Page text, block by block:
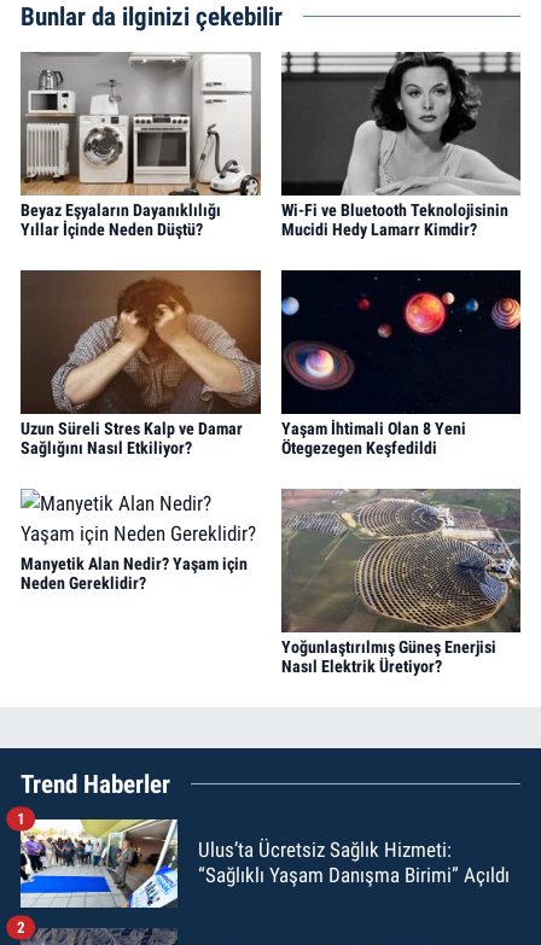
Bunlar da ilginizi çekebilir
Beyaz Eşyaların Dayanıklılığı
Yıllar İçinde Neden Düştü?
Wi-Fi ve Bluetooth Teknolojisinin
Mucidi Hedy Lamarr Kimdir?
Uzun Süreli Stres Kalp ve Damar
Sağlığını Nasıl Etkiliyor?
Yaşam İhtimali Olan 8 Yeni
Ötegezegen Keşfedildi
Manyetik Alan Nedir? Yaşam için
Neden Gereklidir?
Yoğunlaştırılmış Güneş Enerjisi
Nasıl Elektrik Üretiyor?
Trend Haberler
Ulus’ta Ücretsiz Sağlık Hizmeti:
“Sağlıklı Yaşam Danışma Birimi” Açıldı
1
2